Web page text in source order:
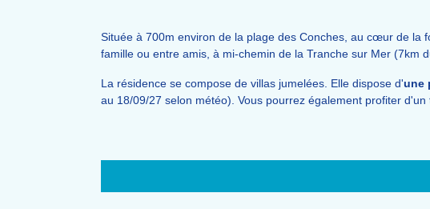
Située à 700m environ de la plage des Conches, au cœur de la
famille ou entre amis, à mi-chemin de la Tranche sur Mer (7km
La résidence se compose de villas jumelées. Elle dispose d'une
au 18/09/27 selon météo). Vous pourrez également profiter